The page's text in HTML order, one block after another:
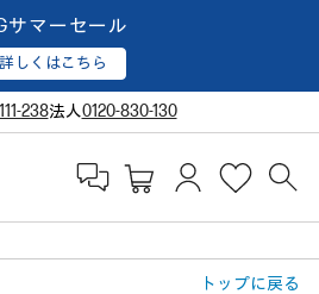
サマーセール
詳しくはこちら
238法人0120-830-130
トップに戻る